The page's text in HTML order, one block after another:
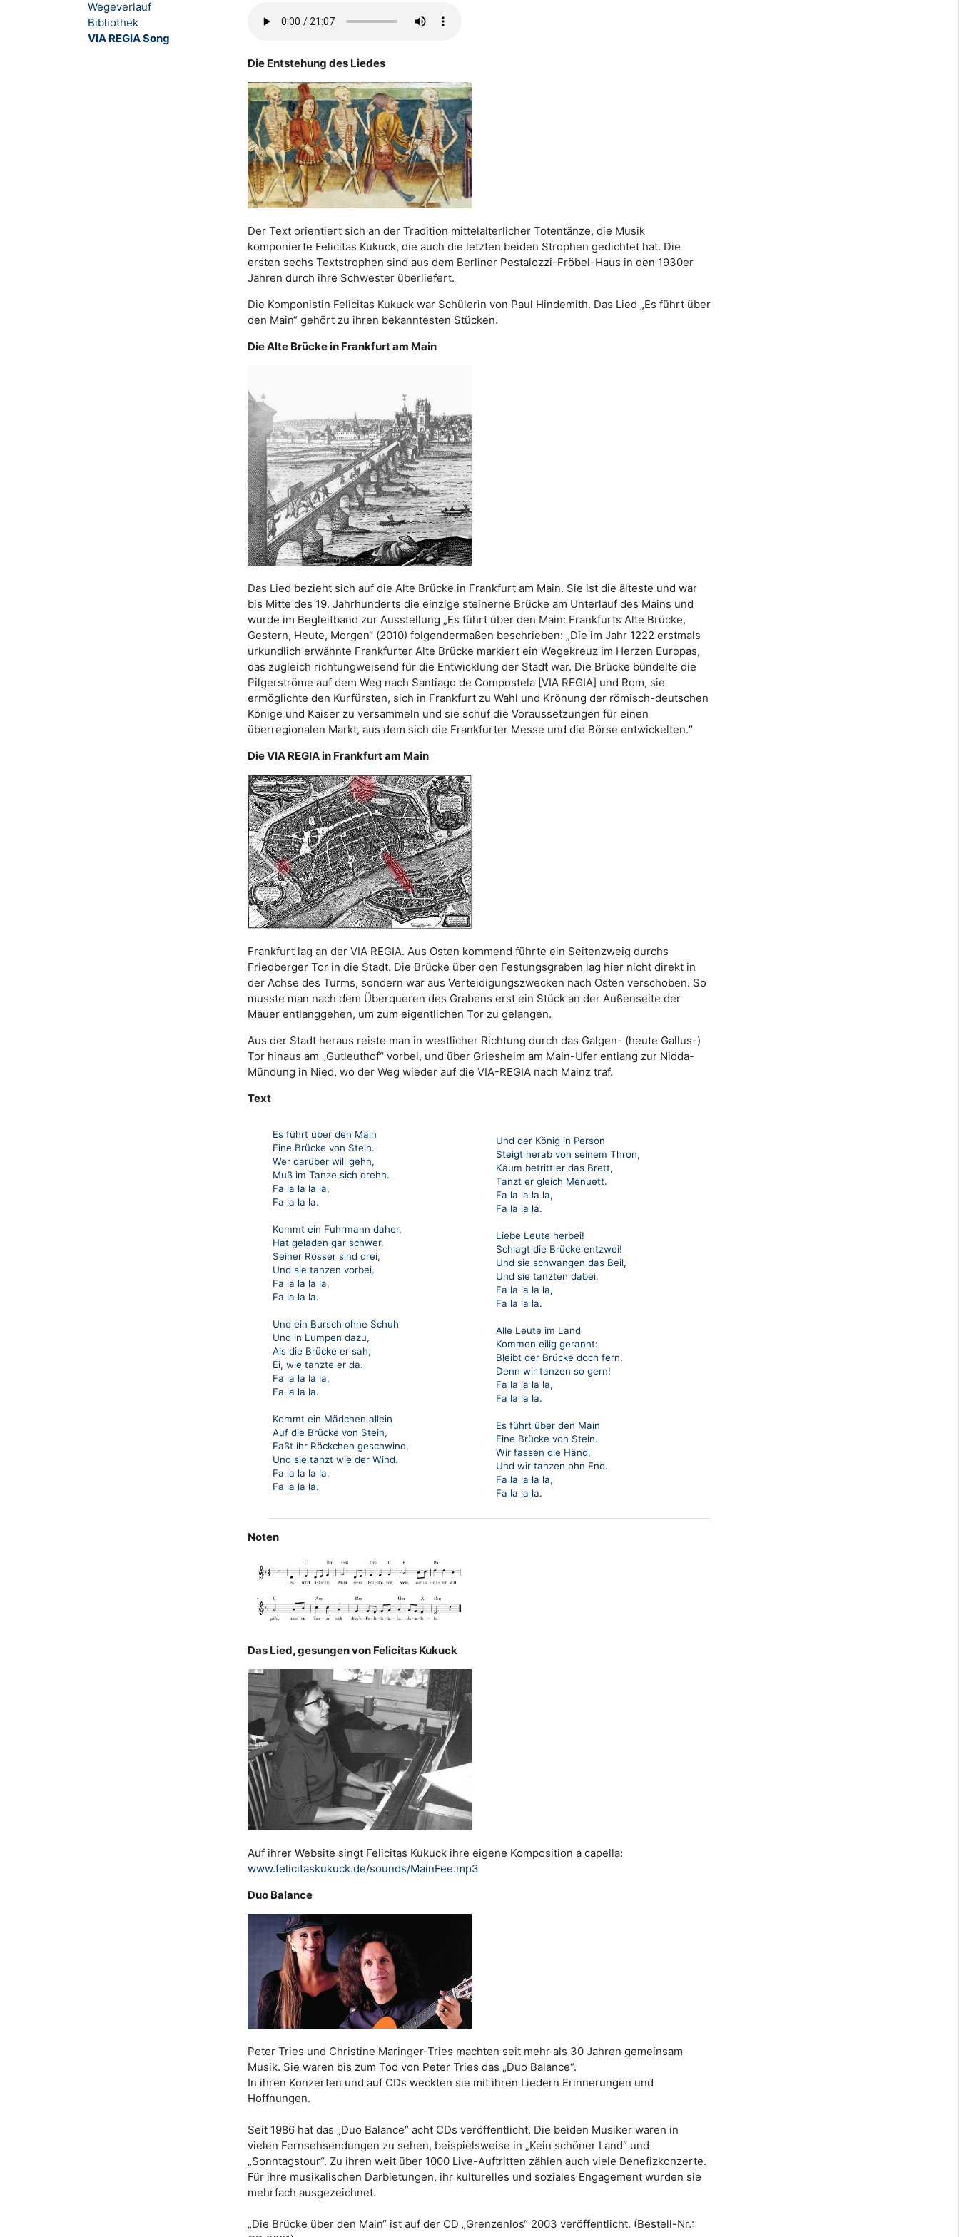
Wegeverlauf
Bibliothek
VIA REGIA Song
Die Entstehung des Liedes
Der Text orientiert sich an der Tradition mittelalterlicher Totentänze, die Musik
komponierte Felicitas Kukuck, die auch die letzten beiden Strophen gedichtet hat. Die
ersten sechs Textstrophen sind aus dem Berliner Pestalozzi-Fröbel-Haus in den 1930er
Jahren durch ihre Schwester überliefert.
Die Komponistin Felicitas Kukuck war Schülerin von Paul Hindemith. Das Lied „Es führt über
den Main“ gehört zu ihren bekanntesten Stücken.
Die Alte Brücke in Frankfurt am Main
Das Lied bezieht sich auf die Alte Brücke in Frankfurt am Main. Sie ist die älteste und war
bis Mitte des 19. Jahrhunderts die einzige steinerne Brücke am Unterlauf des Mains und
wurde im Begleitband zur Ausstellung „Es führt über den Main: Frankfurts Alte Brücke,
Gestern, Heute, Morgen“ (2010) folgendermaßen beschrieben: „Die im Jahr 1222 erstmals
urkundlich erwähnte Frankfurter Alte Brücke markiert ein Wegekreuz im Herzen Europas,
das zugleich richtungweisend für die Entwicklung der Stadt war. Die Brücke bündelte die
Pilgerströme auf dem Weg nach Santiago de Compostela [VIA REGIA] und Rom, sie
ermöglichte den Kurfürsten, sich in Frankfurt zu Wahl und Krönung der römisch-deutschen
Könige und Kaiser zu versammeln und sie schuf die Voraussetzungen für einen
überregionalen Markt, aus dem sich die Frankfurter Messe und die Börse entwickelten.“
Die VIA REGIA in Frankfurt am Main
Frankfurt lag an der VIA REGIA. Aus Osten kommend führte ein Seitenzweig durchs
Friedberger Tor in die Stadt. Die Brücke über den Festungsgraben lag hier nicht direkt in
der Achse des Turms, sondern war aus Verteidigungszwecken nach Osten verschoben. So
musste man nach dem Überqueren des Grabens erst ein Stück an der Außenseite der
Mauer entlanggehen, um zum eigentlichen Tor zu gelangen.
Aus der Stadt heraus reiste man in westlicher Richtung durch das Galgen- (heute Gallus-)
Tor hinaus am „Gutleuthof“ vorbei, und über Griesheim am Main-Ufer entlang zur Nidda-
Mündung in Nied, wo der Weg wieder auf die VIA-REGIA nach Mainz traf.
Text
Es führt über den Main
Eine Brücke von Stein.
Wer darüber will gehn,
Muß im Tanze sich drehn.
Fa la la la la,
Fa la la la.
Kommt ein Fuhrmann daher,
Hat geladen gar schwer.
Seiner Rösser sind drei,
Und sie tanzen vorbei.
Fa la la la la,
Fa la la la.
Und ein Bursch ohne Schuh
Und in Lumpen dazu,
Als die Brücke er sah,
Ei, wie tanzte er da.
Fa la la la la,
Fa la la la.
Kommt ein Mädchen allein
Auf die Brücke von Stein,
Faßt ihr Röckchen geschwind,
Und sie tanzt wie der Wind.
Fa la la la la,
Fa la la la.
Und der König in Person
Steigt herab von seinem Thron,
Kaum betritt er das Brett,
Tanzt er gleich Menuett.
Fa la la la la,
Fa la la la.
Liebe Leute herbei!
Schlagt die Brücke entzwei!
Und sie schwangen das Beil,
Und sie tanzten dabei.
Fa la la la la,
Fa la la la.
Alle Leute im Land
Kommen eilig gerannt:
Bleibt der Brücke doch fern,
Denn wir tanzen so gern!
Fa la la la la,
Fa la la la.
Es führt über den Main
Eine Brücke von Stein.
Wir fassen die Händ,
Und wir tanzen ohn End.
Fa la la la la,
Fa la la la.
Noten
Das Lied, gesungen von Felicitas Kukuck
Auf ihrer Website singt Felicitas Kukuck ihre eigene Komposition a capella:
www.felicitaskukuck.de/sounds/MainFee.mp3
Duo Balance
Peter Tries und Christine Maringer-Tries machten seit mehr als 30 Jahren gemeinsam
Musik. Sie waren bis zum Tod von Peter Tries das „Duo Balance“.
In ihren Konzerten und auf CDs weckten sie mit ihren Liedern Erinnerungen und
Hoffnungen.
Seit 1986 hat das „Duo Balance“ acht CDs veröffentlicht. Die beiden Musiker waren in
vielen Fernsehsendungen zu sehen, beispielsweise in „Kein schöner Land“ und
„Sonntagstour“. Zu ihren weit über 1000 Live-Auftritten zählen auch viele Benefizkonzerte.
Für ihre musikalischen Darbietungen, ihr kulturelles und soziales Engagement wurden sie
mehrfach ausgezeichnet.
„Die Brücke über den Main“ ist auf der CD „Grenzenlos“ 2003 veröffentlicht. (Bestell-Nr.: